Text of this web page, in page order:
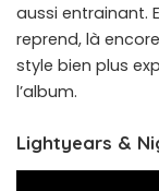
aussi entrainant.
reprend, là
style bien plus
l’album.
Lightyears &